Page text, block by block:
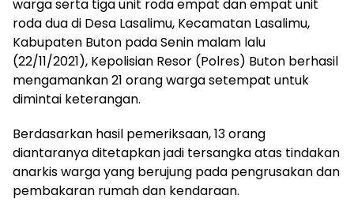
warga serta tiga unit roda empat dan empat unit
roda dua di Desa Lasalimu, Kecamatan Lasalimu,
Kabupaten Buton pada Senin malam lalu
(22/11/2021), Kepolisian Resor (Polres) Buton berhasil
mengamankan 21 orang warga setempat untuk
dimintai keterangan.
Berdasarkan hasil pemeriksaan, 13 orang
diantaranya ditetapkan jadi tersangka atas tindakan
anarkis warga yang berujung pada pengrusakan dan
pembakaran rumah dan kendaraan.